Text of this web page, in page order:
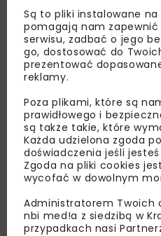
nas najlepsze
zaproszenia na
dedykowane akcje
Zapoznałam/em się z
Regulaminemoraz wyrażam
podany przeze mnie adres
handlowej w postaci
Są to pliki instalowane
pomagają nam
serwisu, zadbać o jego
go, dostosować do
prezentować
reklamy.
Poza plikami, które są
prawidłowego i
są także takie, które
Każda udzielona zgoda
doświadczenia jeśli
Zgoda na pliki cookies
wycofać w dowolnym
Administratorem Twoich
nbi med!a z siedzibą w
przypadkach nasi